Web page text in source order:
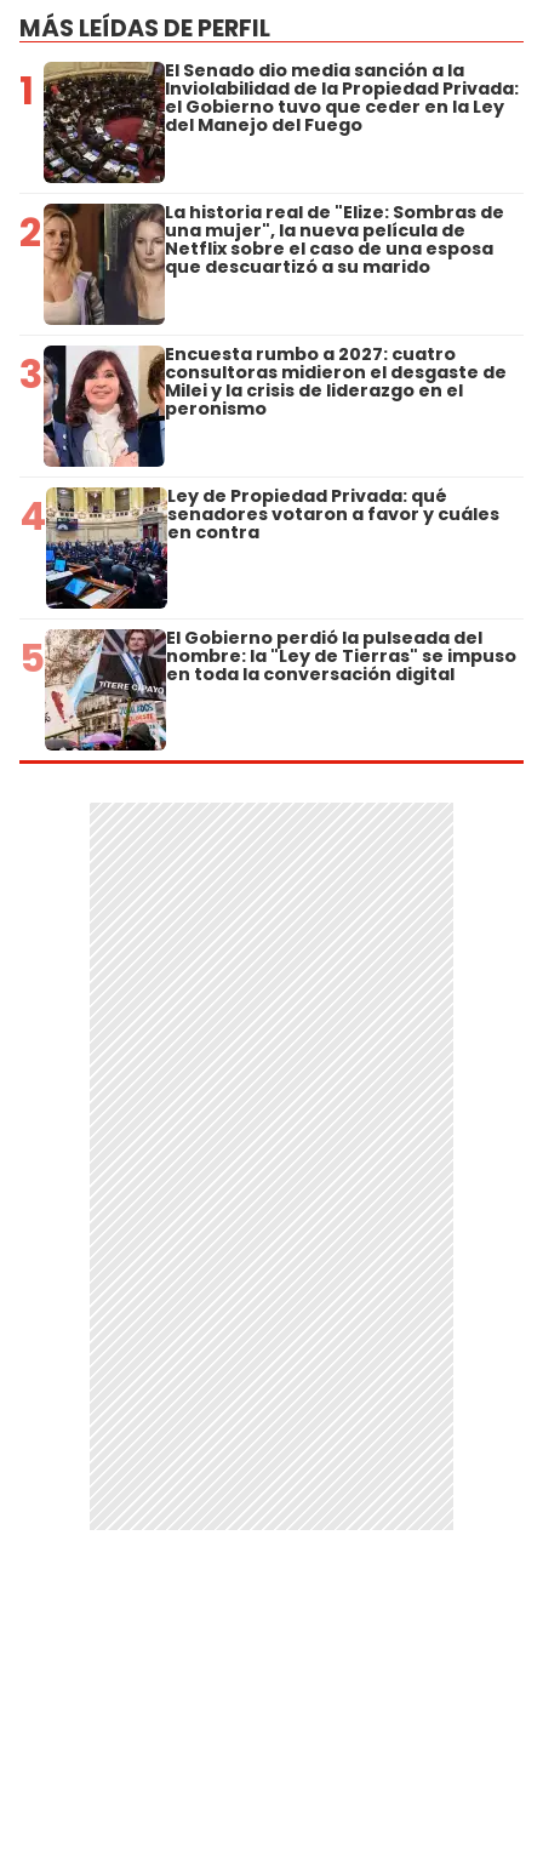
MÁS LEÍDAS DE PERFIL
1 El Senado dio media sanción a la
Inviolabilidad de la Propiedad Privada:
el Gobierno tuvo que ceder en la Ley
del Manejo del Fuego
2 La historia real de "Elize: Sombras de
una mujer", la nueva película de
Netflix sobre el caso de una esposa
que descuartizó a su marido
3 Encuesta rumbo a 2027: cuatro
consultoras midieron el desgaste de
Milei y la crisis de liderazgo en el
peronismo
4 Ley de Propiedad Privada: qué
senadores votaron a favor y cuáles
en contra
5 El Gobierno perdió la pulseada del
nombre: la "Ley de Tierras" se impuso
en toda la conversación digital